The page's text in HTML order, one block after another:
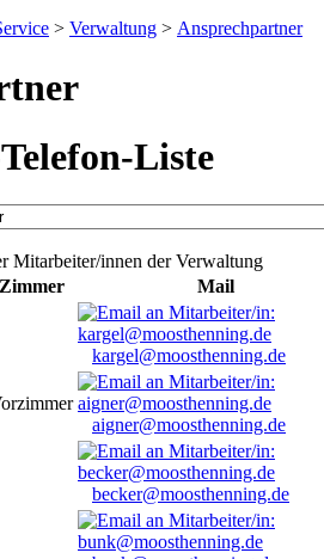
> Verwaltung > Ansprechpartner
Liste
Mitarbeiter/innen der Verwaltung
Zimmer
Mail
kargel@moosthenning.de
aigner@moosthenning.de
becker@moosthenning.de